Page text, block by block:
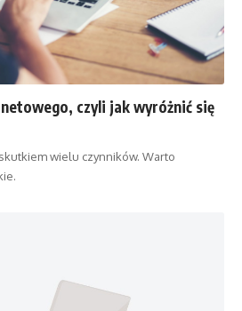
czyli jak wyróżnić się
wielu czynników. Warto